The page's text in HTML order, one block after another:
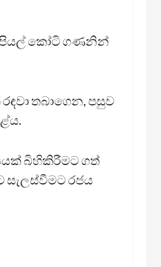
රුපියල් කෝටි ගණනින්
තබාගෙන, පසුව
බිහිකිරීමට ගත්
සැලස්වීමට රජය